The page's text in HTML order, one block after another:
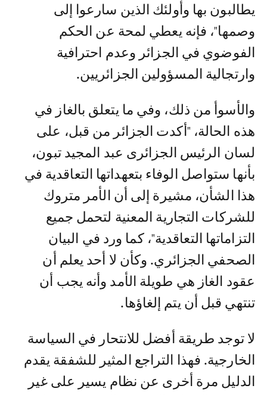
يطالبون بها وأولئك الذين سارعوا إلى
وصمها"، فإنه يعطي لمحة عن الحكم
الفوضوي في الجزائر وعدم احترافية
وارتجالية المسؤولين الجزائريين.
والأسوأ من ذلك، وفي ما يتعلق بالغاز في
هذه الحالة، "أكدت الجزائر من قبل، على
لسان الرئيس الجزائرى عبد المجيد تبون،
بأنها ستواصل الوفاء بتعهداتها التعاقدية في
هذا الشأن، مشيرة إلى أن الأمر متروك
للشركات التجارية المعنية لتحمل جميع
التزاماتها التعاقدية"، كما ورد في البيان
الصحفي الجزائري. وكأن لا أحد يعلم أن
عقود الغاز هي طويلة الأمد وأنه يجب أن
تنتهي قبل أن يتم إلغاؤها.
لا توجد طريقة أفضل للانتحار في السياسة
الخارجية. فهذا التراجع المثير للشفقة يقدم
الدليل مرة أخرى عن نظام يسير على غير